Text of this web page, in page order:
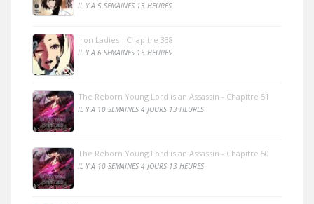
IL Y A 5 SEMAINES 13 HEURES
Iron Ladies - Chapitre 338
IL Y A 6 SEMAINES 15 HEURES
The Reborn Young Lord is an Assassin - Chapitre 51
IL Y A 10 SEMAINES 4 JOURS 13 HEURES
The Reborn Young Lord is an Assassin - Chapitre 50
IL Y A 10 SEMAINES 4 JOURS 13 HEURES